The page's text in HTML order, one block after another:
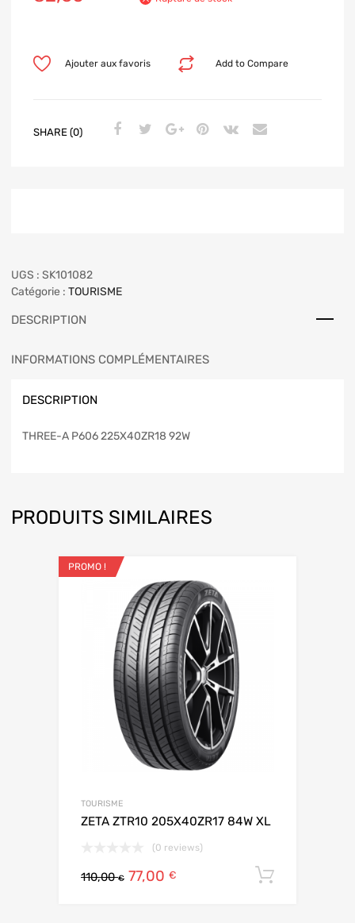
Add to Compare
Ajouter aux favoris
SHARE (0)
UGS : SK101082
Catégorie : TOURISME
DESCRIPTION
INFORMATIONS COMPLÉMENTAIRES
DESCRIPTION
THREE-A P606 225X40ZR18 92W
PRODUITS SIMILAIRES
PROMO !
TOURISME
ZETA ZTR10 205X40ZR17 84W XL
(0 reviews)
110,00€ 77,00 €